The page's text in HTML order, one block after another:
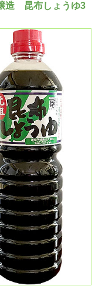
造 昆布しょうゆ3